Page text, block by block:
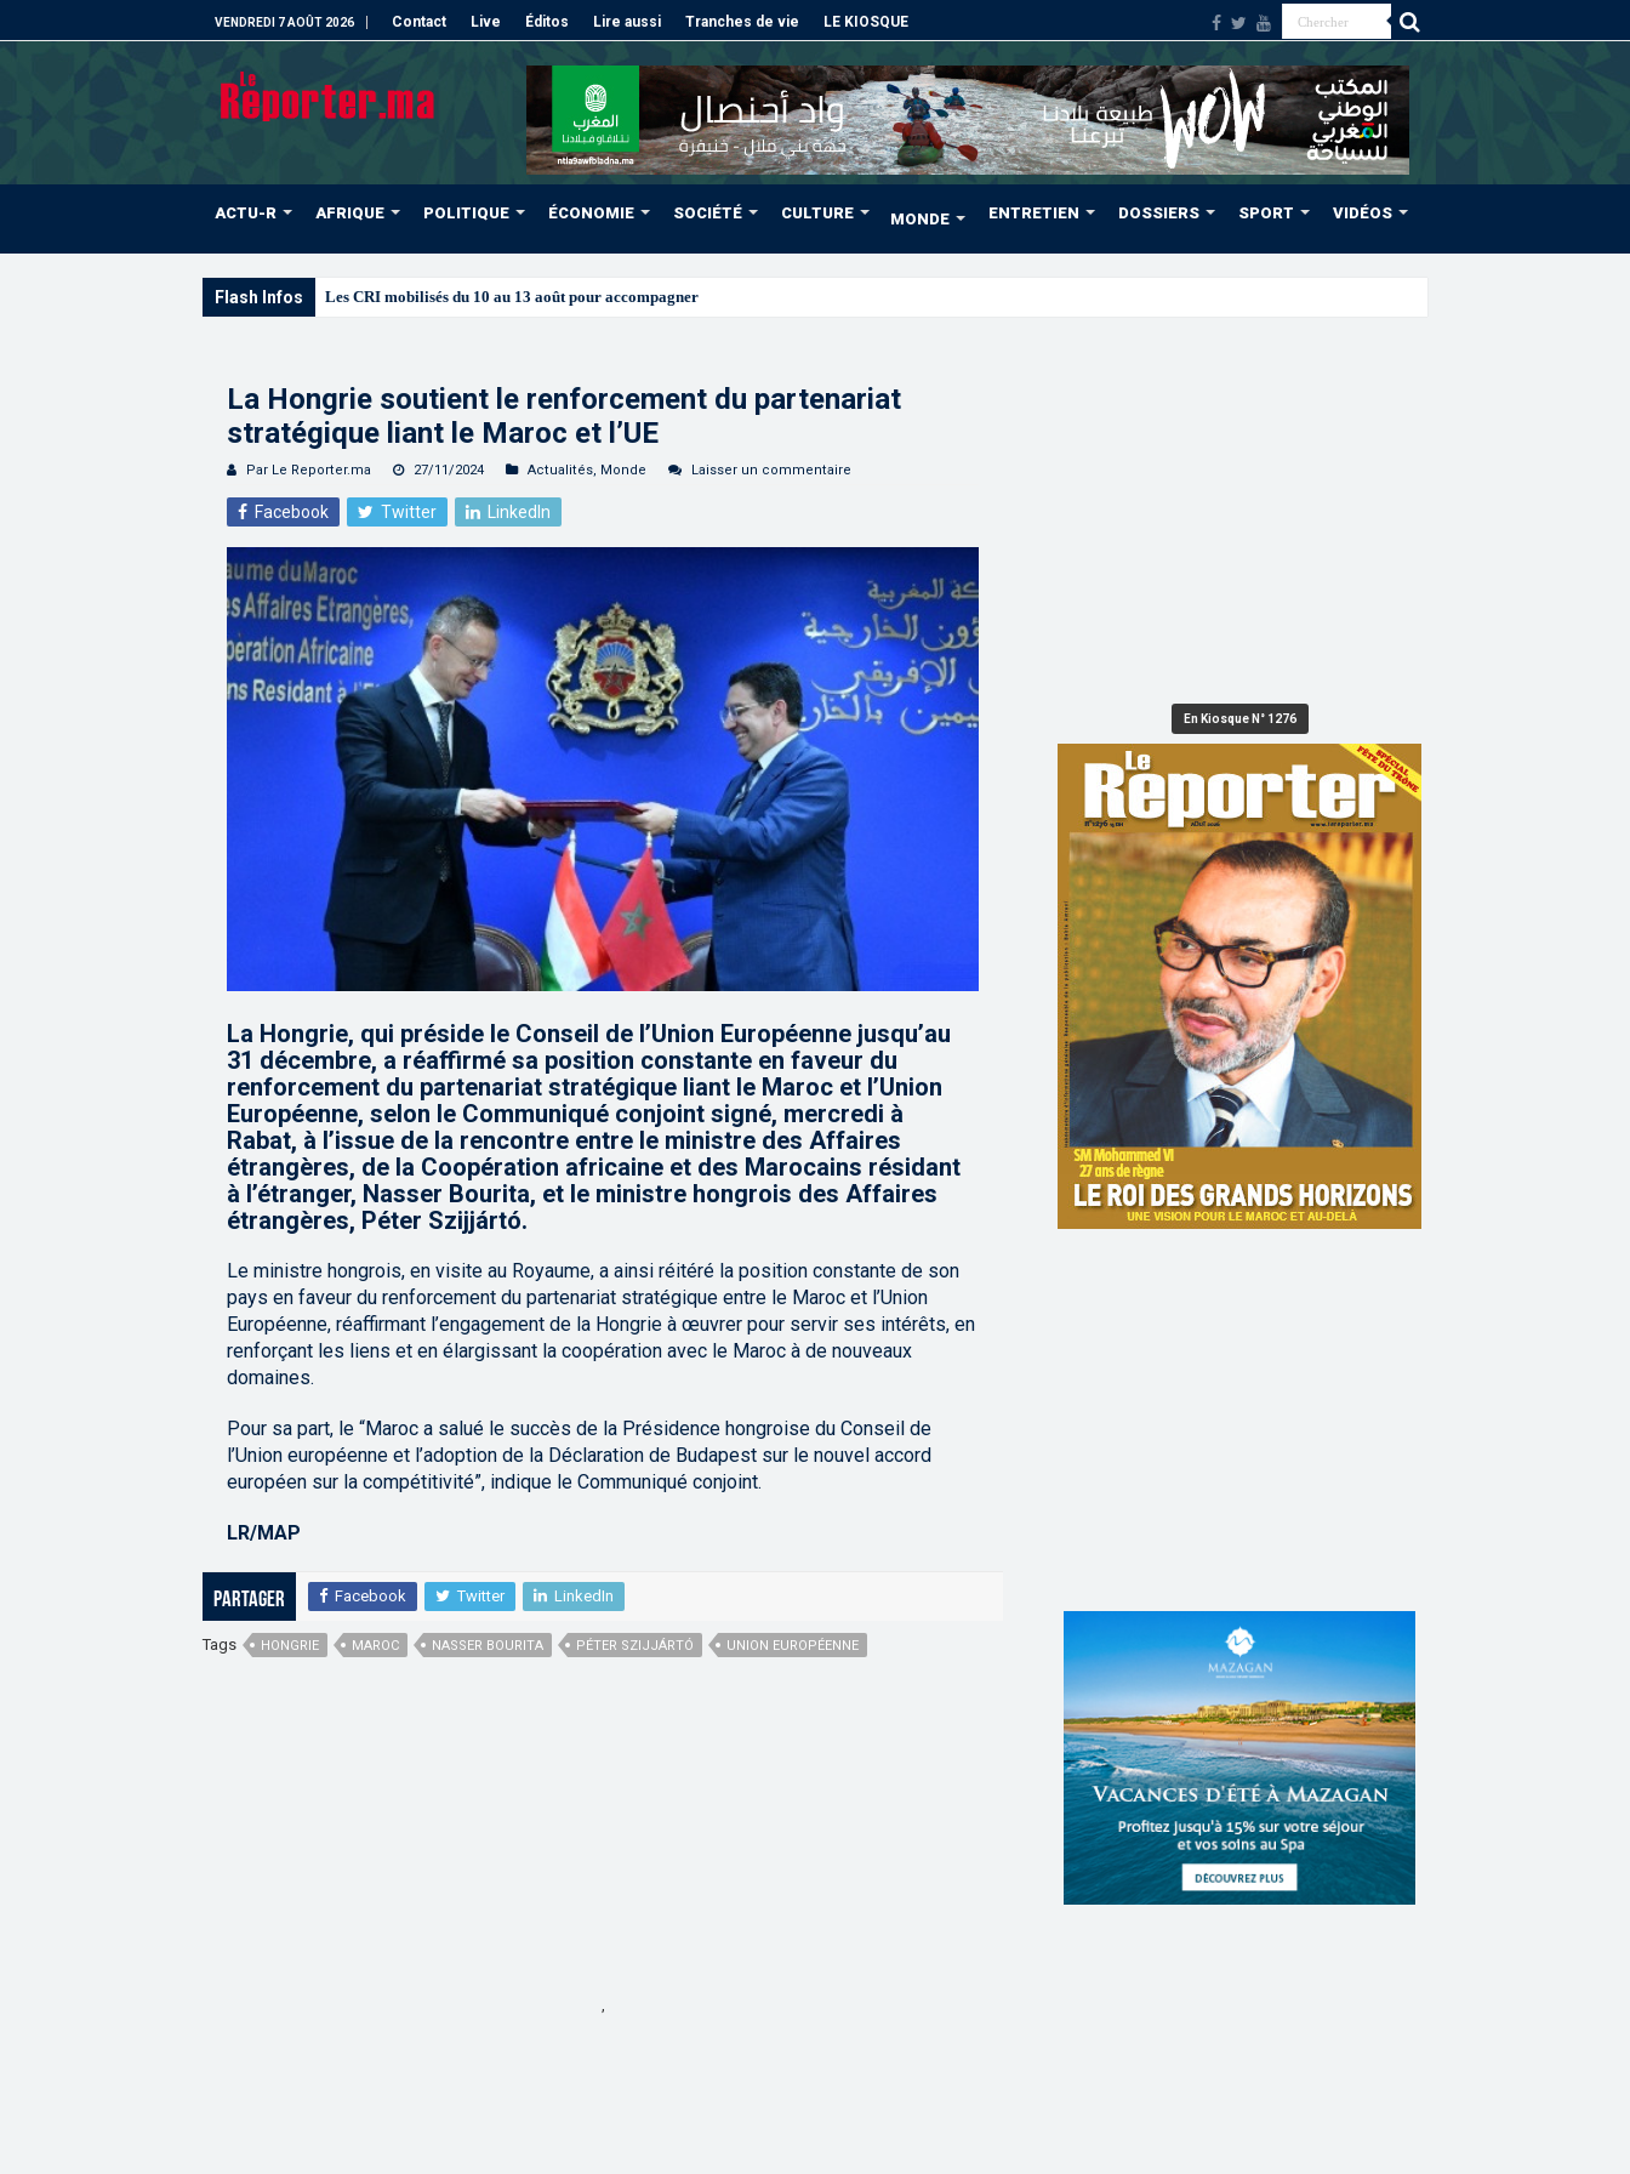
VENDREDI 7 AOÛT 2026 Contact Live Éditos Lire aussi Tranches de vie LE KIOSQUE
ACTU-R AFRIQUE POLITIQUE ÉCONOMIE SOCIÉTÉ CULTURE MONDE ENTRETIEN DOSSIERS SPORT VIDÉOS
Flash Infos Les CRI mobilisés du 10 au 13 août pour accompagner les projets des Marocains du Monde
La Hongrie soutient le renforcement du partenariat
stratégique liant le Maroc et l’UE
Par Le Reporter.ma 27/11/2024 Actualités, Monde Laisser un commentaire
Facebook Twitter LinkedIn
La Hongrie, qui préside le Conseil de l’Union Européenne jusqu’au
31 décembre, a réaffirmé sa position constante en faveur du
renforcement du partenariat stratégique liant le Maroc et l’Union
Européenne, selon le Communiqué conjoint signé, mercredi à
Rabat, à l’issue de la rencontre entre le ministre des Affaires
étrangères, de la Coopération africaine et des Marocains résidant
à l’étranger, Nasser Bourita, et le ministre hongrois des Affaires
étrangères, Péter Szijjártó.
Le ministre hongrois, en visite au Royaume, a ainsi réitéré la position constante de son
pays en faveur du renforcement du partenariat stratégique entre le Maroc et l’Union
Européenne, réaffirmant l’engagement de la Hongrie à œuvrer pour servir ses intérêts, en
renforçant les liens et en élargissant la coopération avec le Maroc à de nouveaux
domaines.
Pour sa part, le “Maroc a salué le succès de la Présidence hongroise du Conseil de
l’Union européenne et l’adoption de la Déclaration de Budapest sur le nouvel accord
européen sur la compétitivité”, indique le Communiqué conjoint.
LR/MAP
Partager Facebook Twitter LinkedIn
Tags HONGRIE MAROC NASSER BOURITA PÉTER SZIJJÁRTÓ UNION EUROPÉENNE
,
En Kiosque N° 1276